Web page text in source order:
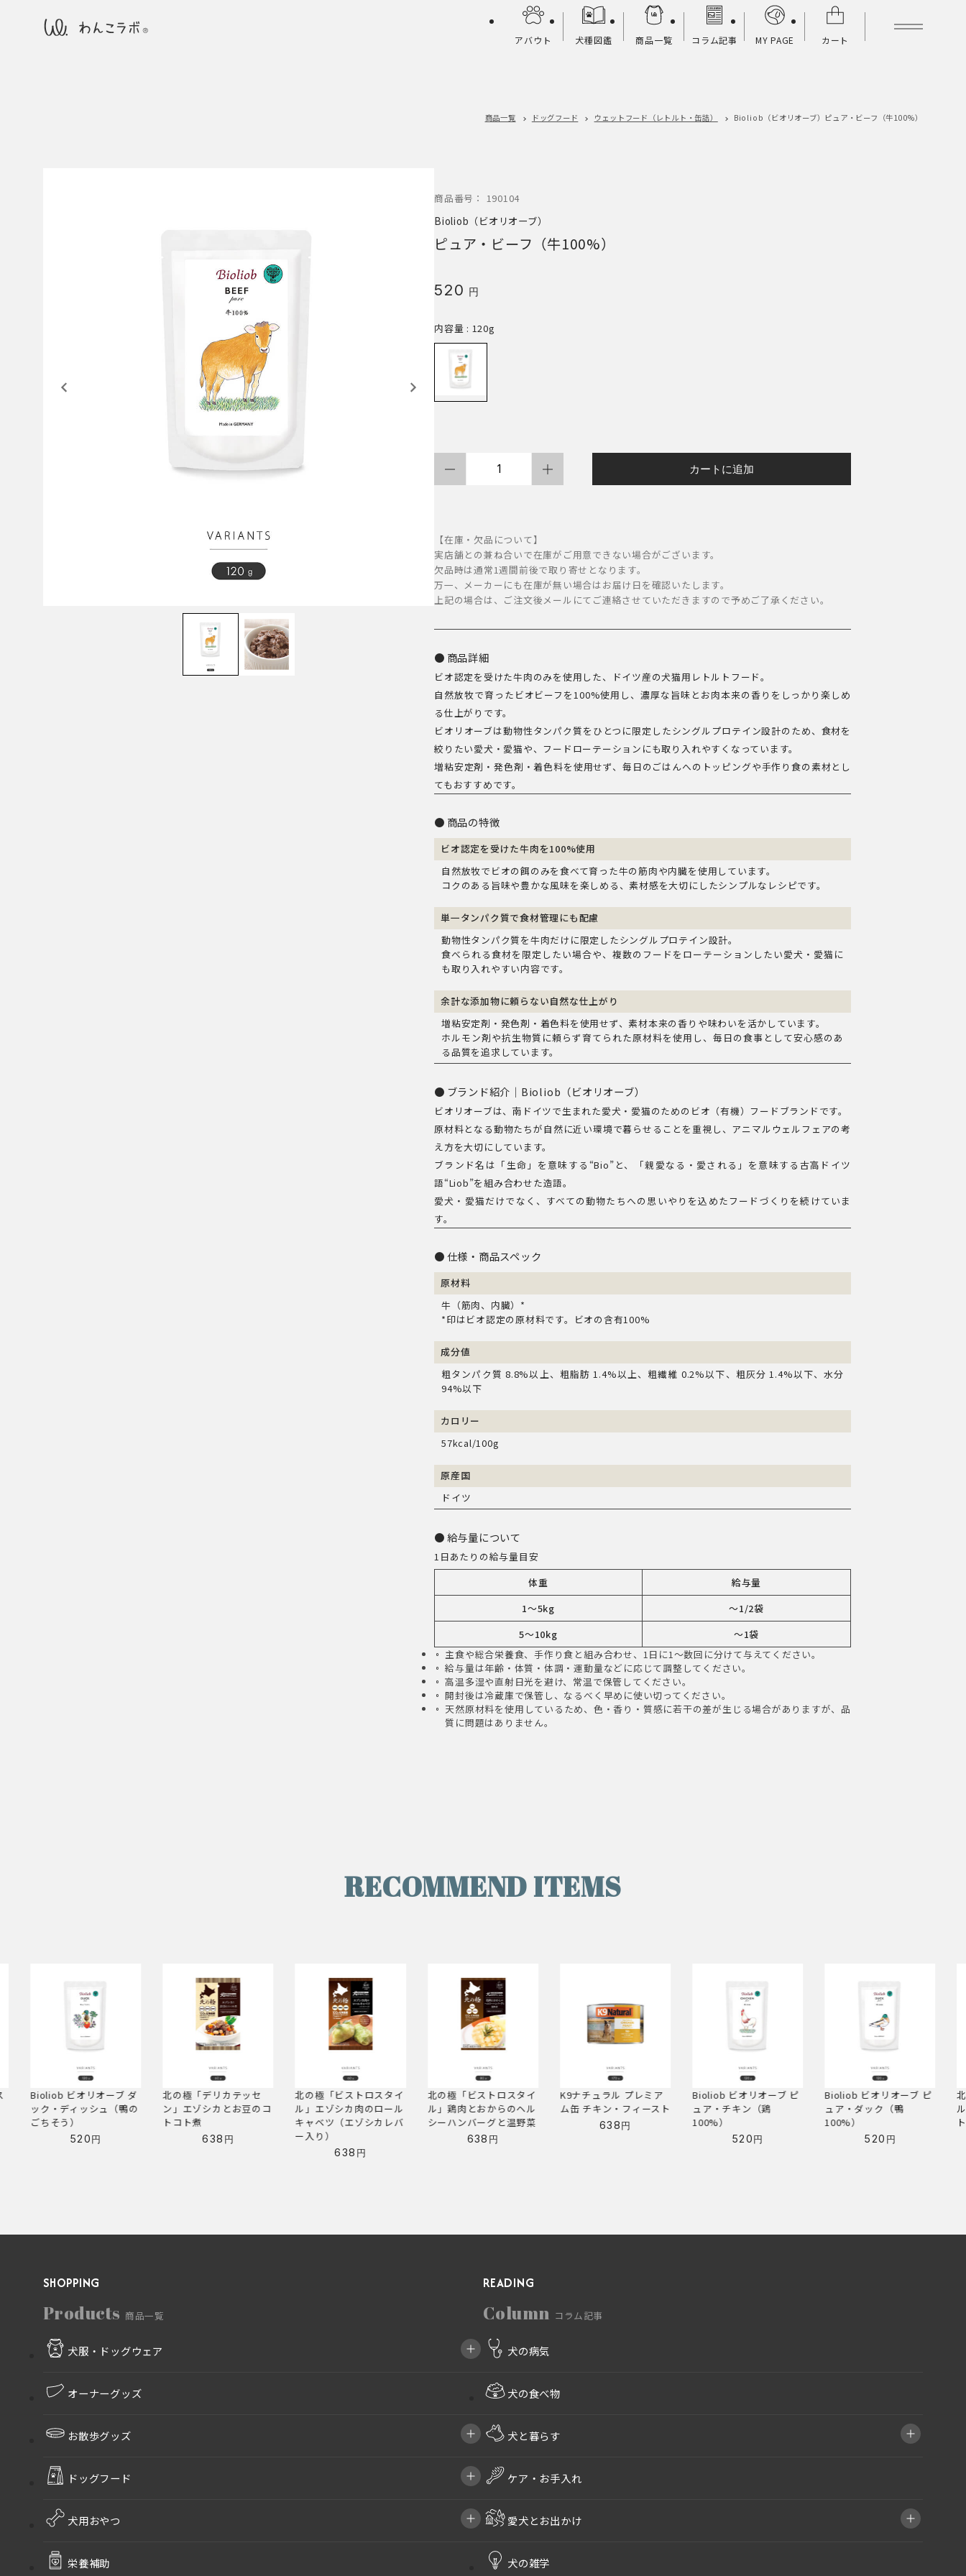
アバウト 犬種図鑑 商品一覧 コラム記事 MY PAGE カート
商品一覧 ドッグフード ウェットフード（レトルト・缶詰） Bioliob（ビオリオーブ） ピュア・ビーフ（牛100%）
商品番号： 190104
Bioliob（ビオリオーブ）
ピュア・ビーフ（牛100%）
520 円
内容量 : 120g
Bioliob
オ
ー
ブ
ア・
ビ
ー
フ
（牛
100%）
個
カートに追加
【在庫・欠品について】
実店舗との兼ね合いで在庫がご用意できない場合がございます。
欠品時は通常1週間前後で取り寄せとなります。
万一、メーカーにも在庫が無い場合はお届け日を確認いたします。
上記の場合は、ご注文後メールにてご連絡させていただきますので予めご了承ください。
商品詳細
ビオ認定を受けた牛肉のみを使用した、ドイツ産の犬猫用レトルトフード。
自然放牧で育ったビオビーフを100%使用し、濃厚な旨味とお肉本来の香りをしっかり楽しめ
る仕上がりです。
ビオリオーブは動物性タンパク質をひとつに限定したシングルプロテイン設計のため、食材を
絞りたい愛犬・愛猫や、フードローテーションにも取り入れやすくなっています。
増粘安定剤・発色剤・着色料を使用せず、毎日のごはんへのトッピングや手作り食の素材とし
てもおすすめです。
商品の特徴
ビオ認定を受けた牛肉を100%使用
自然放牧でビオの餌のみを食べて育った牛の筋肉や内臓を使用しています。
コクのある旨味や豊かな風味を楽しめる、素材感を大切にしたシンプルなレシピです。
単一タンパク質で食材管理にも配慮
動物性タンパク質を牛肉だけに限定したシングルプロテイン設計。
食べられる食材を限定したい場合や、複数のフードをローテーションしたい愛犬・愛猫に
も取り入れやすい内容です。
余計な添加物に頼らない自然な仕上がり
増粘安定剤・発色剤・着色料を使用せず、素材本来の香りや味わいを活かしています。
ホルモン剤や抗生物質に頼らず育てられた原材料を使用し、毎日の食事として安心感のあ
る品質を追求しています。
ブランド紹介｜Bioliob（ビオリオーブ）
ビオリオーブは、南ドイツで生まれた愛犬・愛猫のためのビオ（有機）フードブランドです。
原材料となる動物たちが自然に近い環境で暮らせることを重視し、アニマルウェルフェアの考
え方を大切にしています。
ブランド名は「生命」を意味する“Bio”と、「親愛なる・愛される」を意味する古高ドイツ
語“Liob”を組み合わせた造語。
愛犬・愛猫だけでなく、すべての動物たちへの思いやりを込めたフードづくりを続けていま
す。
仕様・商品スペック
原材料
牛（筋肉、内臓）*
*印はビオ認定の原材料です。ビオの含有100%
成分値
粗タンパク質 8.8%以上、粗脂肪 1.4%以上、粗繊維 0.2%以下、粗灰分 1.4%以下、水分
94%以下
カロリー
57kcal/100g
原産国
ドイツ
給与量について
1日あたりの給与量目安
体重
給与量
1～5kg
～1/2袋
5～10kg
～1袋
主食や総合栄養食、手作り食と組み合わせ、1日に1～数回に分けて与えてください。
給与量は年齢・体質・体調・運動量などに応じて調整してください。
高温多湿や直射日光を避け、常温で保管してください。
開封後は冷蔵庫で保管し、なるべく早めに使い切ってください。
天然原材料を使用しているため、色・香り・質感に若干の差が生じる場合がありますが、品
質に問題はありません。
RECOMMEND ITEMS
北の極「デリカテッセ
ン」エゾシカとお豆のコ
トコト煮
638 円
北の極「ビストロスタイ
ル」エゾシカ肉のロール
キャベツ（エゾシカレバ
ー入り）
北の極「ビストロスタイ
ル」鶏肉とおからのヘル
シーハンバーグと温野菜
K9ナチュラル プレミア
ム缶 チキン・フィースト
638円
Bioliob ビオリオーブ ピ
ュア・チキン（鶏
Bioliob ビオリオーブ ピ
ュア・ダック（鴨
100%）
520 円
北の極「スープスタイ
ル」野菜とそぼろのトロ
トロ煮（鹿肉使用）
550 円
SHOPPING
Products 商品一覧
犬服・ドッグウェア
オーナーグッズ
お散歩グッズ
ドッグフード
犬用おやつ
栄養補助
READING
Column コラム記事
犬の病気
犬の食べ物
犬と暮らす
ケア・お手入れ
愛犬とお出かけ
犬の雑学